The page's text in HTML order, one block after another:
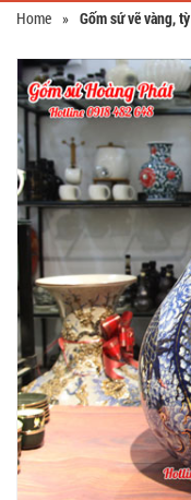
Home » Gốm sứ vẽ vàng,